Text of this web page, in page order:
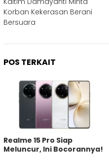
Korban Kekerasan Berani
Bersuara
POS TERKAIT
Realme 15 Pro Siap
Meluncur, Ini Bocorannya!